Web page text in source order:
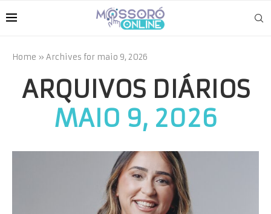
Home » Archives for maio 9, 2026
ARQUIVOS DIÁRIOS
MAIO 9, 2026